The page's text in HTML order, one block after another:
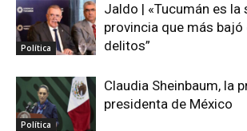
Política
Jaldo | «Tucumán es la
provincia que más bajó
delitos”
Política
Claudia Sheinbaum, la
presidenta de México